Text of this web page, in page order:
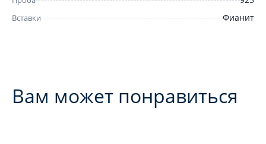
Вставки Фианит
Вам может понравиться